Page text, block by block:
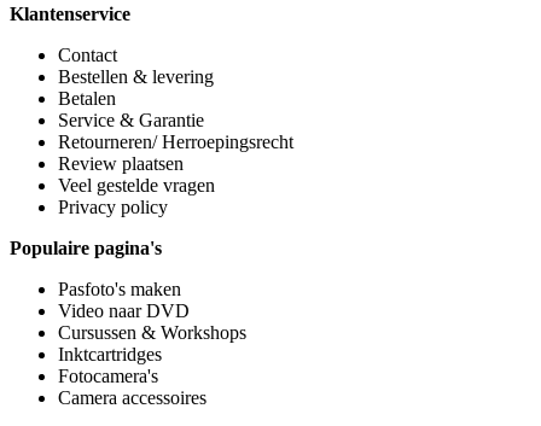
Klantenservice
Contact
Bestellen & levering
Betalen
Service & Garantie
Retourneren/ Herroepingsrecht
Review plaatsen
Veel gestelde vragen
Privacy policy
Populaire pagina's
Pasfoto's maken
Video naar DVD
Cursussen & Workshops
Inktcartridges
Fotocamera's
Camera accessoires